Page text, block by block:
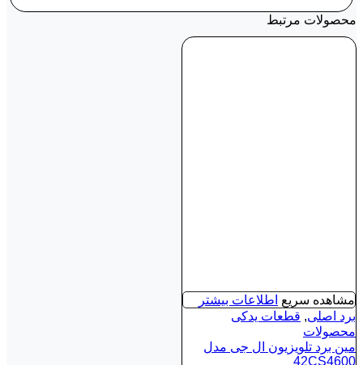
محصولات مرتبط
مشاهده سریع اطلاعات بیشتر
برد اصلی, قطعات یدکی
محصولات
مین برد تلویزیون ال جی مدل
42CS4600